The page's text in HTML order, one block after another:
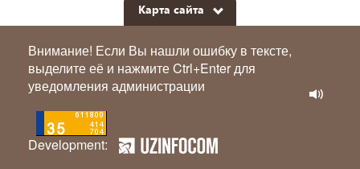
Карта сайта
Внимание! Если Вы нашли ошибку в тексте,
выделите её и нажмите Ctrl+Enter для
уведомления администрации
Development: